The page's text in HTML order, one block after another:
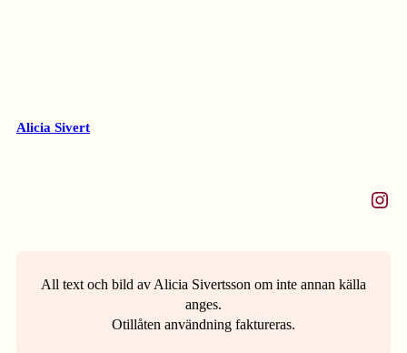
Alicia Sivert
Instagram
All text och bild av Alicia Sivertsson om inte annan källa
anges.
Otillåten användning faktureras.